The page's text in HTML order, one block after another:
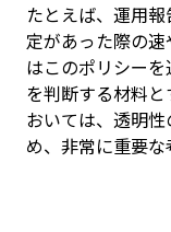
たとえば、運用
定があった際の
はこのポリシー
を判断する材料
おいては、透明
め、非常に重要な